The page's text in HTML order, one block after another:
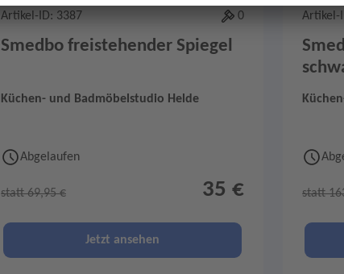
Artikel-ID: 3387 0
Smedbo freistehender Spiegel
Küchen- und Badmöbelstudio Helde
Abgelaufen
statt 69,95 € 35 €
Jetzt ansehen
Artikel-
statt